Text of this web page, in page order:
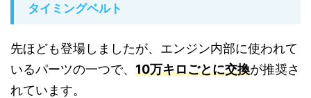
タイミングベルト
先ほども登場しましたが、エンジン内部に使われて
いるパーツの一つで、 10万キロごとに交換が推奨さ
れています。